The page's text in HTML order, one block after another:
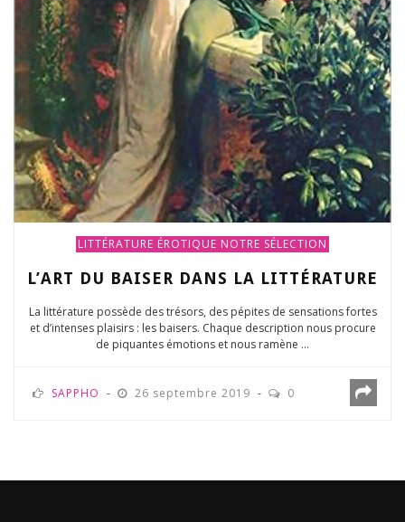
LITTÉRATURE ÉROTIQUE NOTRE SÉLECTION
L’ART DU BAISER DANS LA LITTÉRATURE
La littérature possède des trésors, des pépites de sensations fortes
et d’intenses plaisirs : les baisers. Chaque description nous procure
de piquantes émotions et nous ramène ...
SAPPHO 26 septembre 2019 0